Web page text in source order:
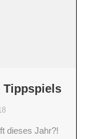
Tippspiels
dieses Jahr?!